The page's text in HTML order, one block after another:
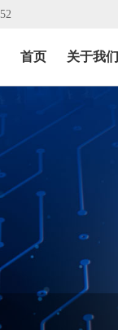
首页 关于我们